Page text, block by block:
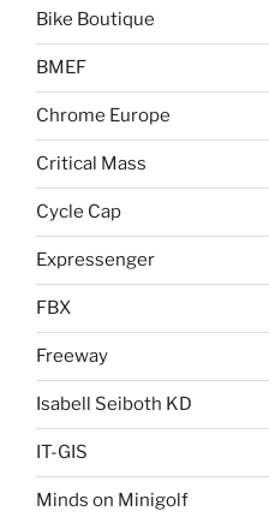
Bike Boutique
BMEF
Chrome Europe
Critical Mass
Cycle Cap
Expressenger
FBX
Freeway
Isabell Seiboth KD
IT-GIS
Minds on Minigolf